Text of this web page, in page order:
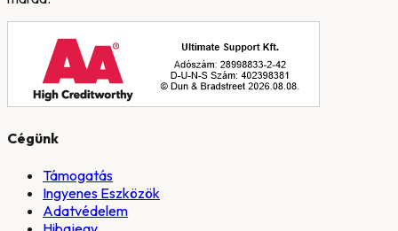
Cégünk
Támogatás
Ingyenes Eszközök
Adatvédelem